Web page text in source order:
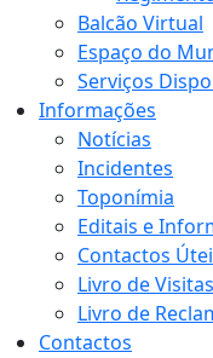
Balcão Virtual
Espaço do
Serviços
Informações
Notícias
Incidentes
Toponímia
Editais e
Contactos
Livro de Visitas
Livro de
Contactos